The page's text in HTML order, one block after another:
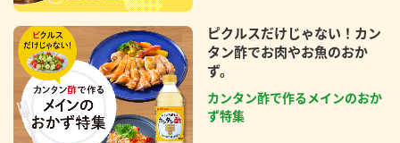
ピクルスだけじゃない！カン
タン酢でお肉やお魚のおか
ず。
カンタン酢で作るメインのおか
ず特集